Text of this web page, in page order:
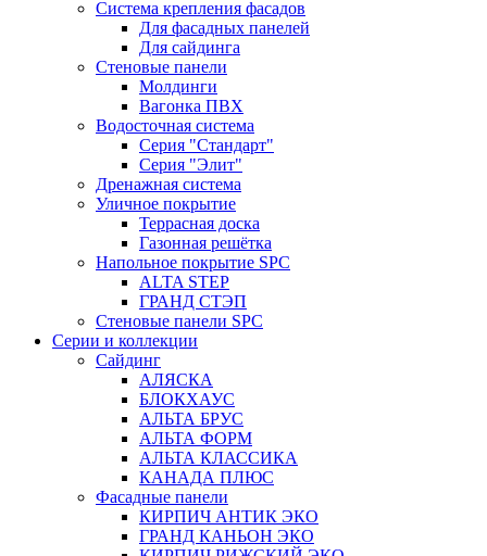
Система крепления фасадов
Для фасадных панелей
Для сайдинга
Стеновые панели
Молдинги
Вагонка ПВХ
Водосточная система
Серия "Стандарт"
Серия "Элит"
Дренажная система
Уличное покрытие
Террасная доска
Газонная решётка
Напольное покрытие SPC
ALTA STEP
ГРАНД СТЭП
Стеновые панели SPC
Серии и коллекции
Сайдинг
АЛЯСКА
БЛОКХАУС
АЛЬТА БРУС
АЛЬТА ФОРМ
АЛЬТА КЛАССИКА
КАНАДА ПЛЮС
Фасадные панели
КИРПИЧ АНТИК ЭКО
ГРАНД КАНЬОН ЭКО